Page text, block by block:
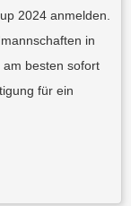
2024 anmelden.
in
am besten sofort
für ein